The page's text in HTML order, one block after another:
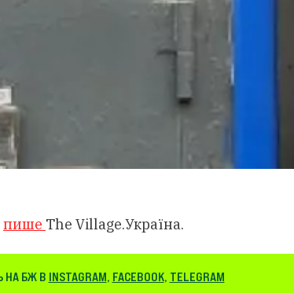
пише The Village.Україна.
НА БЖ В INSTAGRAM, FACEBOOK, TELEGRAM